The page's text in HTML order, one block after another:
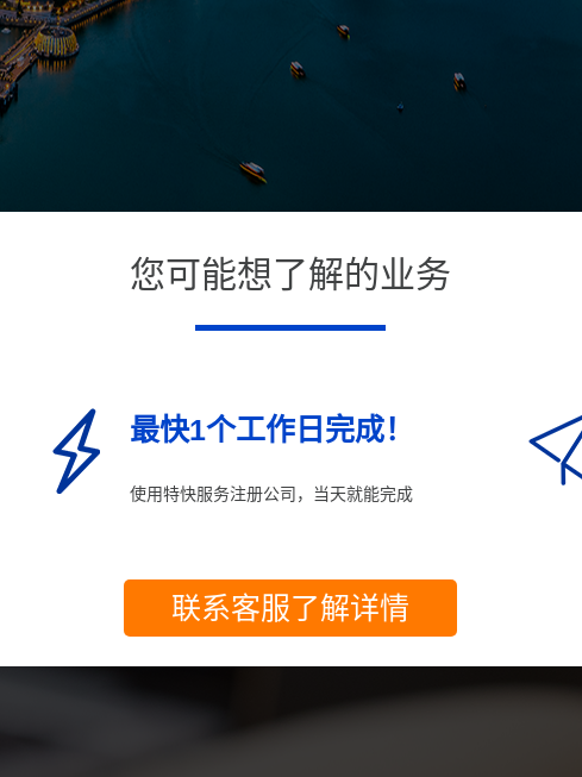
您可能想了解的业务
最快1个工作日完成！
使用特快服务注册公司，当天就能完成
联系客服了解详情